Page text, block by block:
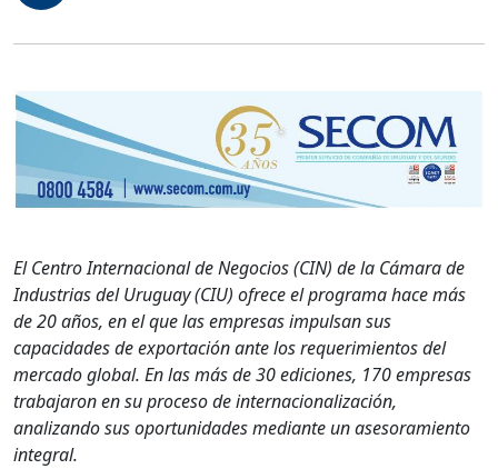
El Centro Internacional de Negocios (CIN) de la Cámara de
Industrias del Uruguay (CIU) ofrece el programa hace más
de 20 años, en el que las empresas impulsan sus
capacidades de exportación ante los requerimientos del
mercado global. En las más de 30 ediciones, 170 empresas
trabajaron en su proceso de internacionalización,
analizando sus oportunidades mediante un asesoramiento
integral.